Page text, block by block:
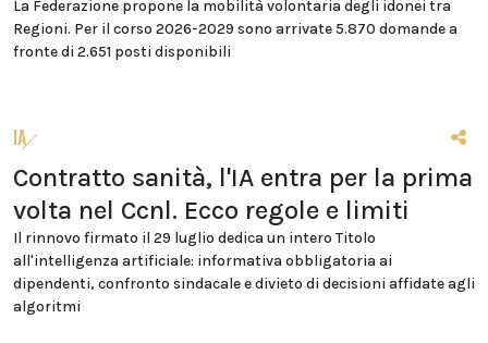
La Federazione propone la mobilità volontaria degli idonei tra
Regioni. Per il corso 2026-2029 sono arrivate 5.870 domande a
fronte di 2.651 posti disponibili
IA
Contratto sanità, l'IA entra per la prima
volta nel Ccnl. Ecco regole e limiti
Il rinnovo firmato il 29 luglio dedica un intero Titolo
all'intelligenza artificiale: informativa obbligatoria ai
dipendenti, confronto sindacale e divieto di decisioni affidate agli
algoritmi